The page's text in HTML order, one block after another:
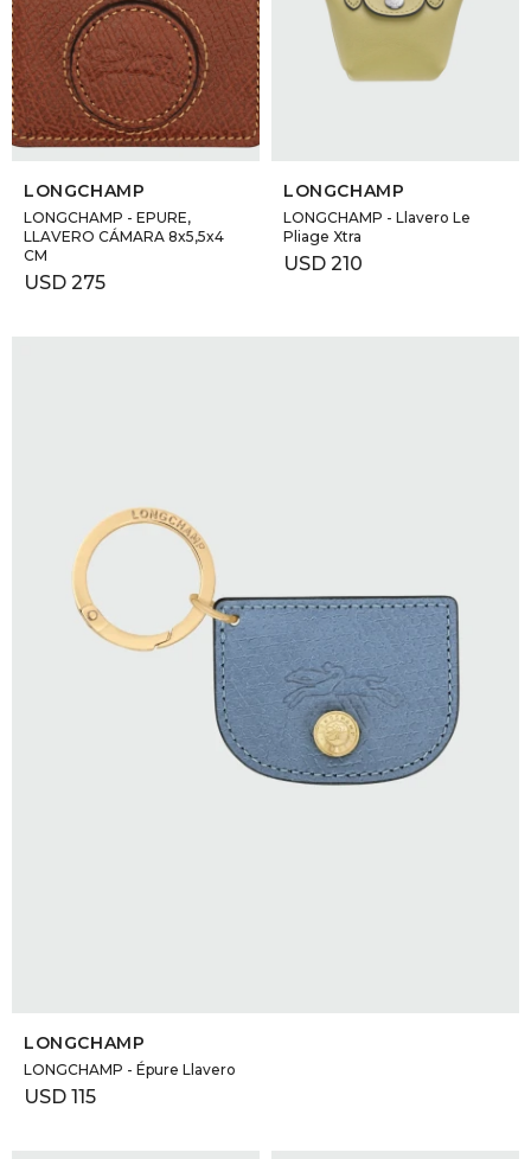
SELECCIONAR TALLE
LONGCHAMP
LONGCHAMP - EPURE,
LLAVERO CÁMARA 8x5,5x4
CM
USD 275
LONGCHAMP
LONGCHAMP - Llavero Le
Pliage Xtra
USD 210
LONGCHAMP
LONGCHAMP - Épure Llavero
USD 115